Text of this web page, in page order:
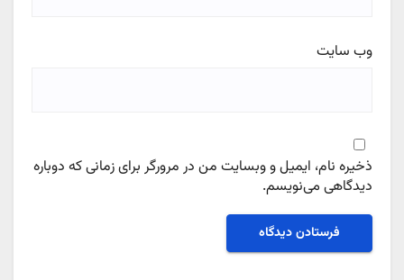
وب‌ سایت
ذخیره نام، ایمیل و وبسایت من در مرورگر برای زمانی که دوباره
دیدگاهی می‌نویسم.